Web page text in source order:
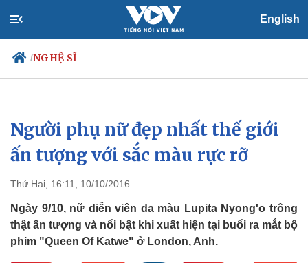
English
/NGHỆ SĨ
Chính trị
Đảng
Tổ chức nhân sự
Nhận diện sự thật
Xã hội
Tin 24h
Dự báo thời tiết
Việc làm
Biển đảo
Người phụ nữ đẹp nhất thế giới
ấn tượng với sắc màu rực rỡ
Thứ Hai, 16:11, 10/10/2016
Ngày 9/10, nữ diễn viên da màu Lupita Nyong'o trông
thật ấn tượng và nổi bật khi xuất hiện tại buổi ra mắt bộ
phim "Queen Of Katwe" ở London, Anh.